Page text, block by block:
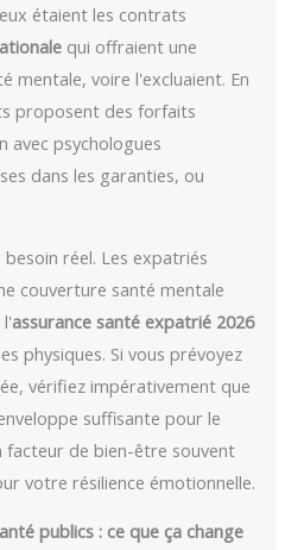
étaient les contrats
qui offraient une
mentale, voire l'excluaient. En
proposent des forfaits
avec psychologues
dans les garanties, ou
réel. Les expatriés
couverture santé mentale
assurance santé expatrié 2026
physiques. Si vous prévoyez
vérifiez impérativement que
suffisante pour le
facteur de bien-être souvent
votre résilience émotionnelle.
publics : ce que ça change